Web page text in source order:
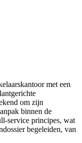
met een
om zijn
binnen de
service principes, wat
begeleiden, van